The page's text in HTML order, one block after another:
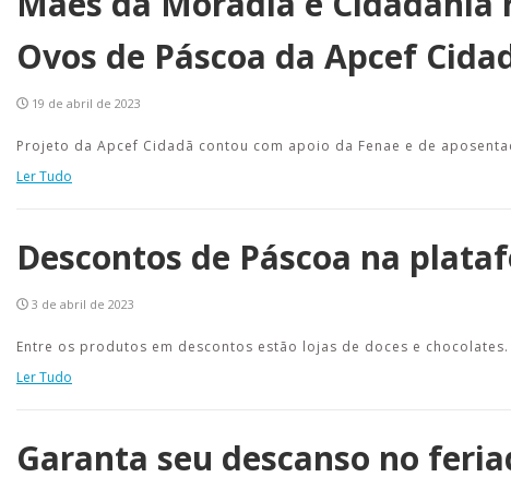
Ovos de Páscoa da Apcef
19 de abril de 2023
Projeto da Apcef Cidadã contou com apoio da Fenae e de
Ler Tudo
Descontos de Páscoa na
3 de abril de 2023
Entre os produtos em descontos estão lojas de doces e
Ler Tudo
Garanta seu descanso no